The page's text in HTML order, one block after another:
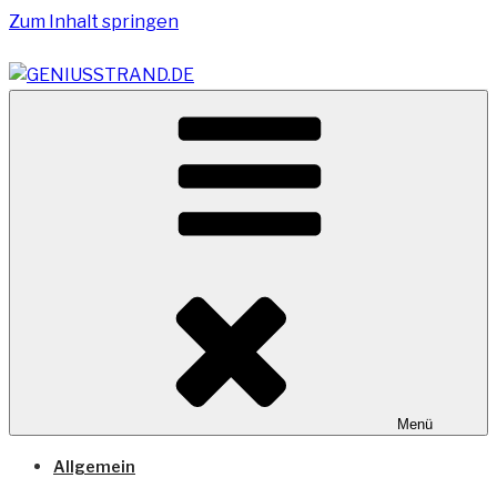
Zum Inhalt springen
GENIUSSTRAND.DE
Vom Geniusstrand zum JadeWeserPort/Container
Terminal Wilhelmshaven
Menü
Allgemein